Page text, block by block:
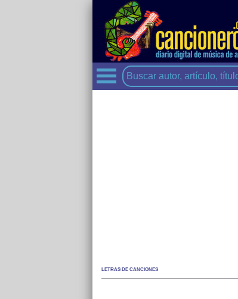
LETRAS DE CANCIONES